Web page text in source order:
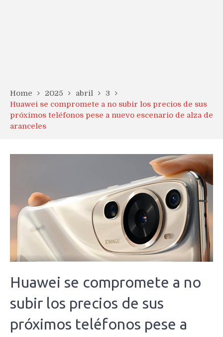
Home 2025 abril
3
Huawei se compromete a no subir los precios de sus
próximos teléfonos pese a nuevo escenario de alza de
aranceles
Huawei se compromete a no
subir los precios de sus
próximos teléfonos pese a